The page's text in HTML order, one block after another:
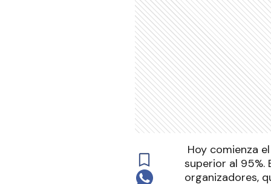
Hoy comienza
superior al
organizadores,